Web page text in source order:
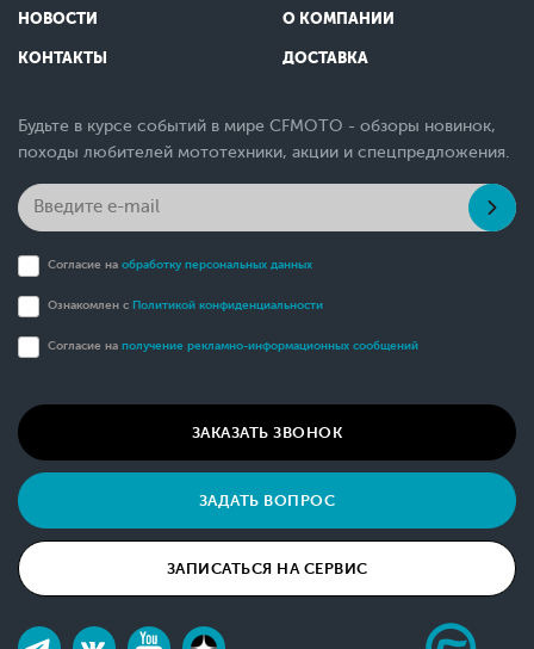
НОВОСТИ О КОМПАНИИ
КОНТАКТЫ ДОСТАВКА
Будьте в курсе событий в мире CFMOTO - обзоры новинок,
походы любителей мототехники, акции и спецпредложения.
Согласие на обработку персональных данных
Ознакомлен с Политикой конфиденциальности
Согласие на получение рекламно-информационных сообщений
ЗАКАЗАТЬ ЗВОНОК
ЗАДАТЬ ВОПРОС
ЗАПИСАТЬСЯ НА СЕРВИС